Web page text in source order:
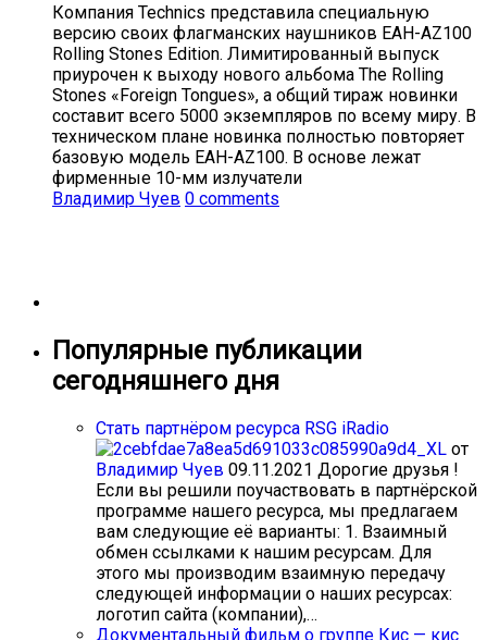
Компания Technics представила специальную
версию своих флагманских наушников EAH-AZ100
Rolling Stones Edition. Лимитированный выпуск
приурочен к выходу нового альбома The Rolling
Stones «Foreign Tongues», а общий тираж новинки
составит всего 5000 экземпляров по всему миру. В
техническом плане новинка полностью повторяет
базовую модель EAH-AZ100. В основе лежат
фирменные 10-мм излучатели
Владимир Чуев 0 comments
Популярные публикации
сегодняшнего дня
Стать партнёром ресурса RSG iRadio
от
Владимир Чуев 09.11.2021 Дорогие друзья !
Если вы решили поучаствовать в партнёрской
программе нашего ресурса, мы предлагаем
вам следующие её варианты: 1. Взаимный
обмен ссылками к нашим ресурсам. Для
этого мы производим взаимную передачу
следующей информации о наших ресурсах:
логотип сайта (компании),…
Документальный фильм о группе Кис — кис